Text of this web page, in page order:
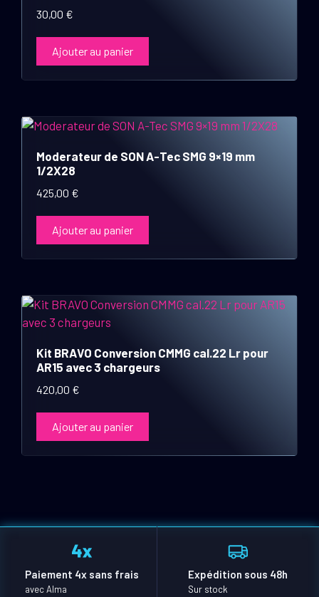
30,00 €
Ajouter au panier
Moderateur de SON A-Tec SMG 9×19 mm
1/2X28
425,00 €
Ajouter au panier
Kit BRAVO Conversion CMMG cal.22 Lr pour
AR15 avec 3 chargeurs
420,00 €
Ajouter au panier
Paiement 4x sans frais
avec Alma
Expédition sous 48h
Sur stock